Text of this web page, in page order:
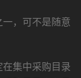
，可不是随意
集中采购目录